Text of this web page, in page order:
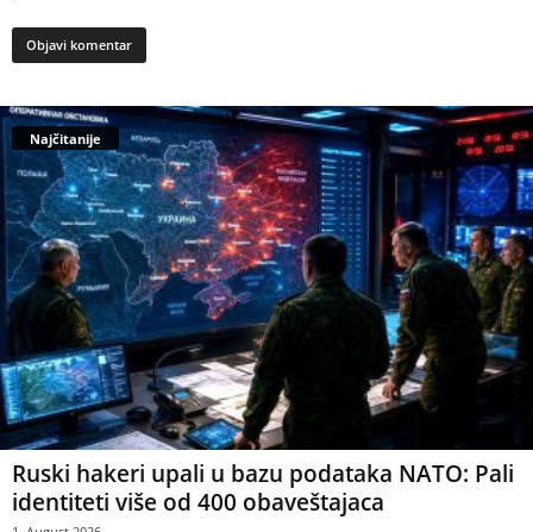
Najčitanije
Ruski hakeri upali u bazu podataka NATO: Pali
identiteti više od 400 obaveštajaca